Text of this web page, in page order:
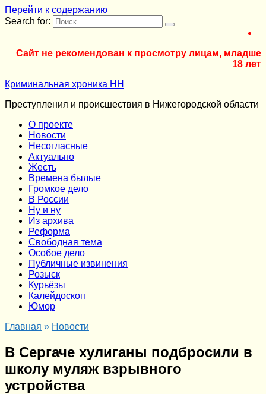
Перейти к содержанию
Search for:
Сайт не рекомендован к просмотру лицам, младше
18 лет
Криминальная хроника НН
Преступления и происшествия в Нижегородской области
О проекте
Новости
Несогласные
Актуально
Жесть
Времена былые
Громкое дело
В России
Ну и ну
Из архива
Реформа
Cвободная тема
Особое дело
Публичные извинения
Розыск
Курьёзы
Калейдоскоп
Юмор
Главная » Новости
В Сергаче хулиганы подбросили в
школу муляж взрывного
устройства